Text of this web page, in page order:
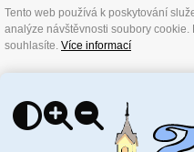
Tento web používá k poskytování
analýze návštěvnosti soubory
souhlasíte. Více informací